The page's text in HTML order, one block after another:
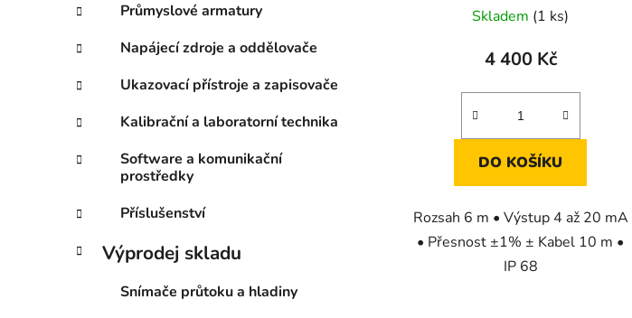
Průmyslové armatury
Napájecí zdroje a oddělovače
Ukazovací přístroje a zapisovače
Kalibrační a laboratorní technika
Software a komunikační
prostředky
Příslušenství
Výprodej skladu
Snímače průtoku a hladiny
hodnocení
produktu
5,0
z
hvězdiček.
Skladem (1 ks)
4 400 Kč
DO KOŠÍKU
Rozsah 6 m • Výstup 4 až 20 mA
• Přesnost ±1% ± Kabel 10 m •
IP 68